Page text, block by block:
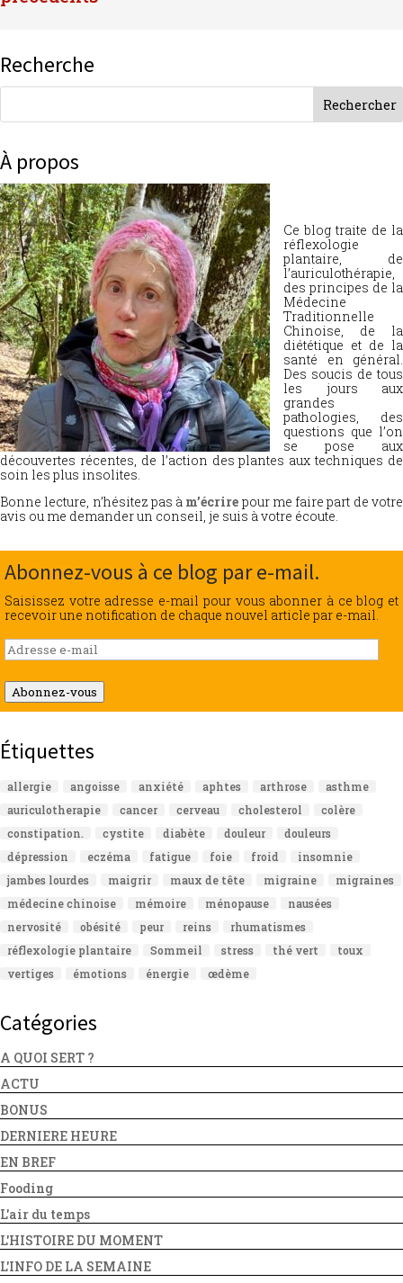
Recherche
À propos
Ce blog traite de la
réflexologie
plantaire, de
l’auriculothérapie,
des principes de la
Médecine
Traditionnelle
Chinoise, de la
diététique et de la
santé en général.
Des soucis de tous
les jours aux
grandes
pathologies, des
questions que l’on
se pose aux
découvertes récentes, de l’action des plantes aux techniques de
soin les plus insolites.
Bonne lecture, n’hésitez pas à m’écrire pour me faire part de votre
avis ou me demander un conseil, je suis à votre écoute.
Abonnez-vous à ce blog par e-mail.
Saisissez votre adresse e-mail pour vous abonner à ce blog et
recevoir une notification de chaque nouvel article par e-mail.
Adresse
e-
mail
Abonnez-vous
Étiquettes
allergie angoisse anxiété aphtes arthrose
asthme
auriculotherapie
cancer cerveau cholesterol
colère
constipation.
cystite diabète douleur
douleurs
dépression
eczéma fatigue foie froid
insomnie
jambes lourdes
maigrir maux de tête migraine
migraines
médecine chinoise
mémoire ménopause
nausées
nervosité
obésité peur reins
rhumatismes
réflexologie plantaire
Sommeil stress thé vert
toux
vertiges
émotions énergie œdème
Catégories
A QUOI SERT ?
ACTU
BONUS
DERNIERE HEURE
EN BREF
Fooding
L'air du temps
L'HISTOIRE DU MOMENT
L'INFO DE LA SEMAINE